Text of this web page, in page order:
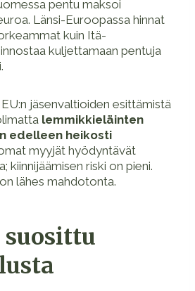
pentu maksoi
Länsi-Euroopassa hinnat
kuin Itä-
kuljettamaan pentuja
jäsenvaltioiden esittämistä
lemmikkieläinten
edelleen heikosti
myyjät hyödyntävät
kiinnijäämisen riski on pieni.
lähes mahdotonta.
suosittu